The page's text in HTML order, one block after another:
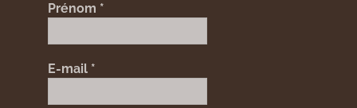
Prénom *
E-mail *